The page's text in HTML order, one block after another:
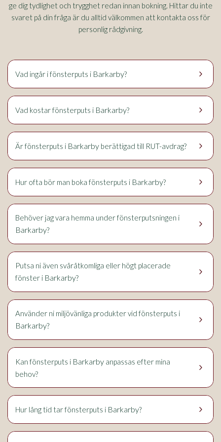
ge dig tydlighet och trygghet redan innan bokning. Hittar du inte
svaret på din fråga är du alltid välkommen att kontakta oss för
personlig rådgivning.
keyboard_arrow_right
Vad ingår i fönsterputs i Barkarby?
keyboard_arrow_right
Vad kostar fönsterputs i Barkarby?
keyboard_arrow_right
Är fönsterputs i Barkarby berättigad till RUT-avdrag?
keyboard_arrow_right
Hur ofta bör man boka fönsterputs i Barkarby?
keyboard_arrow_right
Behöver jag vara hemma under fönsterputsningen i
Barkarby?
keyboard_arrow_right
Putsa ni även svåråtkomliga eller högt placerade
fönster i Barkarby?
keyboard_arrow_right
Använder ni miljövänliga produkter vid fönsterputs i
Barkarby?
keyboard_arrow_right
Kan fönsterputs i Barkarby anpassas efter mina
behov?
keyboard_arrow_right
Hur lång tid tar fönsterputs i Barkarby?